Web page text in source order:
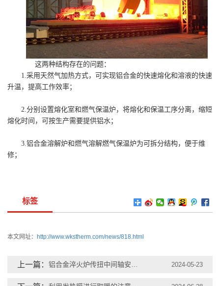
这两种结构存在的问题：
1.采用天然气加热方式，可实现铝合金的快速熔化和溶液的快速
升温，提高工作效率；
2.分别设置熔化室和燃气保温炉，将熔化和保温工序分离，缩短
熔化时间，可按生产需要提供铝水；
3.铝合金溶解炉和燃气溶解燃气保温炉为可拆分结构，便于维
修；
标签
本文网址： http://www.wkstherm.com/news/818.html
上一篇： 2024-05-23